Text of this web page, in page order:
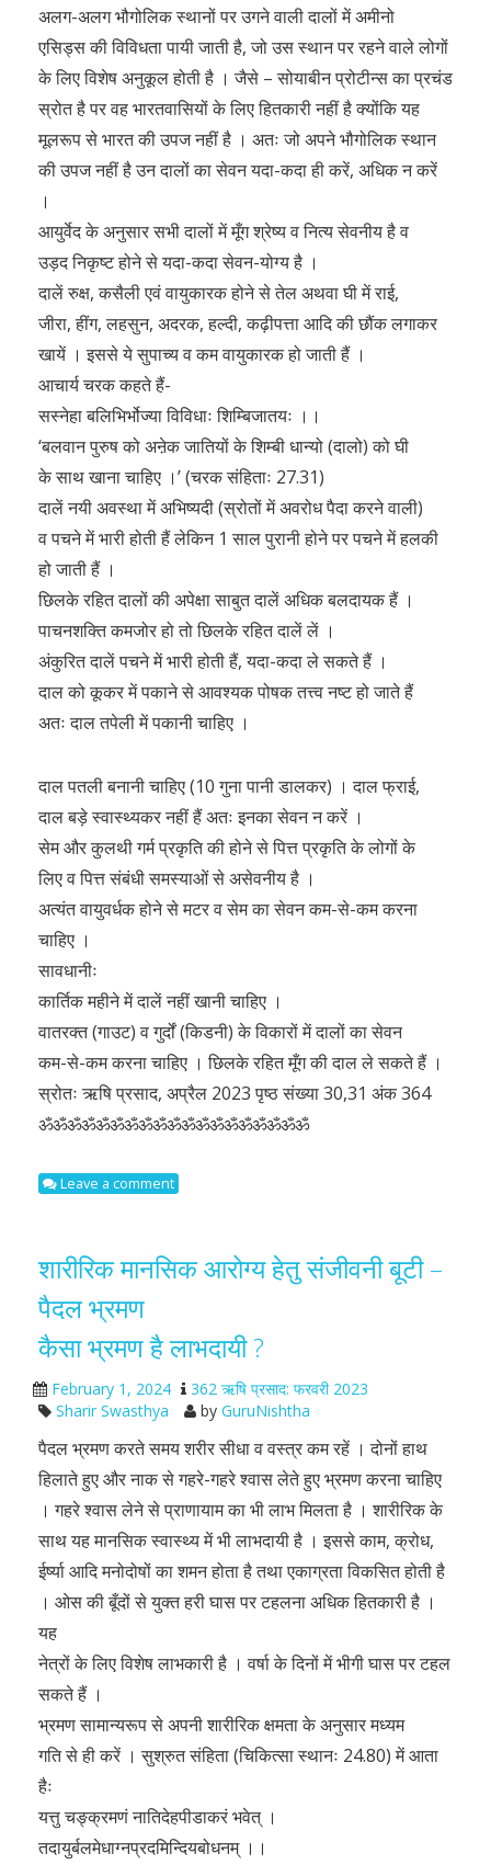
अलग-अलग भौगोलिक स्थानों पर उगने वाली दालों में अमीनो
एसिड्स की विविधता पायी जाती है, जो उस स्थान पर रहने वाले लोगों
के लिए विशेष अनुकूल होती है । जैसे – सोयाबीन प्रोटीन्स का प्रचंड
स्रोत है पर वह भारतवासियों के लिए हितकारी नहीं है क्योंकि यह
मूलरूप से भारत की उपज नहीं है । अतः जो अपने भौगोलिक स्थान
की उपज नहीं है उन दालों का सेवन यदा-कदा ही करें, अधिक न करें
।
आयुर्वेद के अनुसार सभी दालों में मूँग श्रेष्य व नित्य सेवनीय है व
उड़द निकृष्ट होने से यदा-कदा सेवन-योग्य है ।
दालें रुक्ष, कसैली एवं वायुकारक होने से तेल अथवा घी में राई,
जीरा, हींग, लहसुन, अदरक, हल्दी, कढ़ीपत्ता आदि की छौंक लगाकर
खायें । इससे ये सुपाच्य व कम वायुकारक हो जाती हैं ।
आचार्य चरक कहते हैं-
सस्नेहा बलिभिर्भोज्या विविधाः शिम्बिजातयः ।।
‘बलवान पुरुष को अऩेक जातियों के शिम्बी धान्यो (दालो) को घी
के साथ खाना चाहिए ।’ (चरक संहिताः 27.31)
दालें नयी अवस्था में अभिष्यदी (स्रोतों में अवरोध पैदा करने वाली)
व पचने में भारी होती हैं लेकिन 1 साल पुरानी होने पर पचने में हलकी
हो जाती हैं ।
छिलके रहित दालों की अपेक्षा साबुत दालें अधिक बलदायक हैं ।
पाचनशक्ति कमजोर हो तो छिलके रहित दालें लें ।
अंकुरित दालें पचने में भारी होती हैं, यदा-कदा ले सकते हैं ।
दाल को कूकर में पकाने से आवश्यक पोषक तत्त्व नष्ट हो जाते हैं
अतः दाल तपेली में पकानी चाहिए ।
दाल पतली बनानी चाहिए (10 गुना पानी डालकर) । दाल फ्राई,
दाल बड़े स्वास्थ्यकर नहीं हैं अतः इनका सेवन न करें ।
सेम और कुलथी गर्म प्रकृति की होने से पित्त प्रकृति के लोगों के
लिए व पित्त संबंधी समस्याओं से असेवनीय है ।
अत्यंत वायुवर्धक होने से मटर व सेम का सेवन कम-से-कम करना
चाहिए ।
सावधानीः
कार्तिक महीने में दालें नहीं खानी चाहिए ।
वातरक्त (गाउट) व गुर्दों (किडनी) के विकारों में दालों का सेवन
कम-से-कम करना चाहिए । छिलके रहित मूँग की दाल ले सकते हैं ।
स्रोतः ऋषि प्रसाद, अप्रैल 2023 पृष्ठ संख्या 30,31 अंक 364
ॐॐॐॐॐॐॐॐॐॐॐॐॐॐॐॐॐॐॐ
Leave a comment
शारीरिक मानसिक आरोग्य हेतु संजीवनी बूटी –
पैदल भ्रमण
कैसा भ्रमण है लाभदायी ?
February 1, 2024
362 ऋषि प्रसाद: फरवरी 2023
Sharir Swasthya
by GuruNishtha
पैदल भ्रमण करते समय शरीर सीधा व वस्त्र कम रहें । दोनों हाथ
हिलाते हुए और नाक से गहरे-गहरे श्वास लेते हुए भ्रमण करना चाहिए
। गहरे श्वास लेने से प्राणायाम का भी लाभ मिलता है । शारीरिक के
साथ यह मानसिक स्वास्थ्य में भी लाभदायी है । इससे काम, क्रोध,
ईर्ष्या आदि मनोदोषों का शमन होता है तथा एकाग्रता विकसित होती है
। ओस की बूँदों से युक्त हरी घास पर टहलना अधिक हितकारी है ।
यह
नेत्रों के लिए विशेष लाभकारी है । वर्षा के दिनों में भीगी घास पर टहल
सकते हैं ।
भ्रमण सामान्यरूप से अपनी शारीरिक क्षमता के अनुसार मध्यम
गति से ही करें । सुश्रुत संहिता (चिकित्सा स्थानः 24.80) में आता
हैः
यत्तु चङ्क्रमणं नातिदेहपीडाकरं भवेत् ।
तदायुर्बलमेधाग्नप्रदमिन्दियबोधनम् ।।